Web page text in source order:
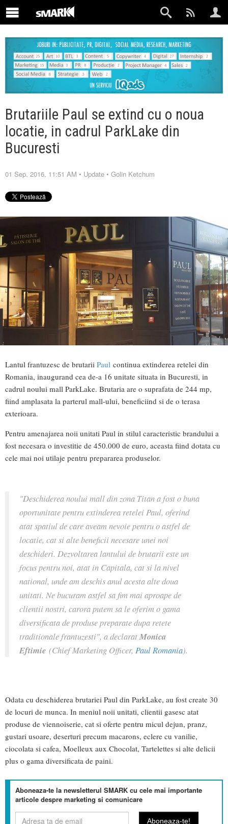
Brutariile Paul se extind cu o noua
locatie, in cadrul ParkLake din
Bucuresti
01 Sep. 2016, 11:51 AM • Update • Golin Ketchum
Lantul frantuzesc de brutarii Paul continua extinderea retelei din
Romania, inaugurand cea de-a 16 unitate situata in Bucuresti, in
cadrul noului mall ParkLake. Brutaria are o suprafata de 244 mp,
fiind amplasata la parterul mall-ului, beneficiind si de o terasa
exterioara.
Pentru amenajarea noii unitati Paul in stilul caracteristic brandului a
fost necesara o investitie de 450.000 de euro, aceasta fiind dotata cu
cele mai noi utilaje pentru prepararea produselor.
"Deschiderea noului mall din zona Titan a fost o buna
oportunitate pentru extinderea retelei Paul, oferind
atat spatiul de care aveam nevoie pentru o astfel de
locatie, cat si alte beneficii necesare unei noi
deschideri. Dezvoltarea lantului de brutarii este un
focus pentru noi, atat in Capitala, cat si la nivel
national, unde am deschis anul acesta alte doua
unitati. Ne bucuram astfel sa fim mai aproape de
clientii nostri, carora putem sa le oferim o gama
diversificata de produse preparate dupa retete
traditionale frantuzesti", a declaratMonica
Eftimie (Chief Marketing Officer, Paul Romania).
Odata cu deschiderea brutariei Paul din ParkLake, au fost create 30
de locuri de munca. In meniul noii unitati, clientii gasesc atat
produse de viennoiserie, cat si oferte pentru micul dejun, pranz,
gustari usoare, deserturi precum macarons, eclere cu vanilie,
ciocolata si cafea, Moelleux aux Chocolat, Tartelettes si alte delicii
plus o gama diversificata de paini.
Aboneaza-te la newsletterul SMARK cu cele mai importante
articole despre marketing si comunicare